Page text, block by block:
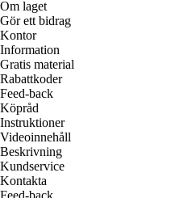
Om laget
Gör ett bidrag
Kontor
Information
Gratis material
Rabattkoder
Feed-back
Köpråd
Instruktioner
Videoinnehåll
Beskrivning
Kundservice
Kontakta